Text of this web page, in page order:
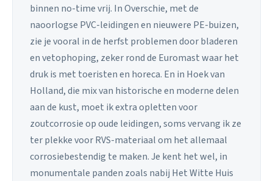
binnen no-time vrij. In Overschie, met de
naoorlogse PVC-leidingen en nieuwere PE-buizen,
zie je vooral in de herfst problemen door bladeren
en vetophoping, zeker rond de Euromast waar het
druk is met toeristen en horeca. En in Hoek van
Holland, die mix van historische en moderne delen
aan de kust, moet ik extra opletten voor
zoutcorrosie op oude leidingen, soms vervang ik ze
ter plekke voor RVS-materiaal om het allemaal
corrosiebestendig te maken. Je kent het wel, in
monumentale panden zoals nabij Het Witte Huis